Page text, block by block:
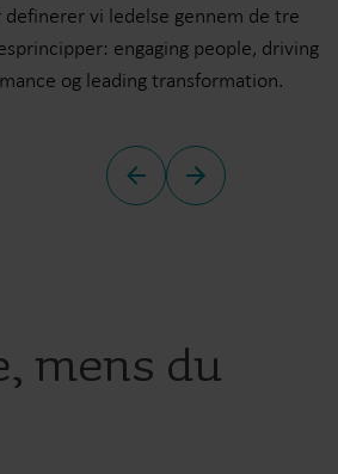
definerer vi ledelse gennem de tre
engaging people, driving
og leading transformation.
mens du